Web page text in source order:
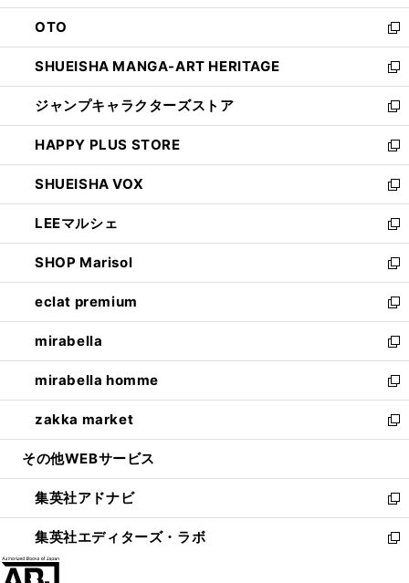
ウ
で
開
く
ン
ド
ウ
で
開
く
OTO
新
し
い
ウ
ィ
ン
ド
ウ
で
開
く
SHUEISHA MANGA-ART HERITAGE
新
し
い
ウ
ィ
ン
ド
ウ
で
開
く
ジャンプキャラクターズストア
新
し
い
ウ
ィ
ン
ド
ウ
で
開
く
HAPPY PLUS STORE
新
し
い
ウ
ィ
ン
ド
ウ
で
開
く
SHUEISHA VOX
新
し
い
ウ
ィ
ン
ド
ウ
で
開
く
LEEマルシェ
新
し
い
ウ
ィ
ン
ド
ウ
で
開
く
SHOP Marisol
新
し
い
ウ
ィ
ン
ド
ウ
で
開
eclat premium
新
し
い
ウ
ィ
ン
ド
ウ
開
く
mirabella
新
し
い
ウ
ィ
ン
ウ
で
開
く
mirabella homme
新
し
い
ウ
ン
ド
ウ
で
zakka market
新
し
ウ
ィ
ン
ド
その他WEBサービス
集英社アドナビ
新
し
い
集英社エディターズ・ラボ
新